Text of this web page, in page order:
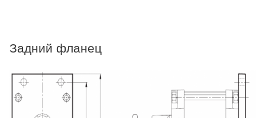
Задний фланец